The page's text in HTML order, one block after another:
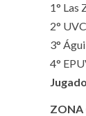
1° Las
2°
3°
4°
ZONA